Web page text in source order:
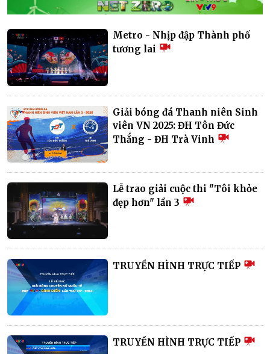
Metro - Nhịp đập Thành phố
tương lai
Giải bóng đá Thanh niên Sinh
viên VN 2025: ĐH Tôn Đức
Thắng - ĐH Trà Vinh
Lễ trao giải cuộc thi "Tôi khỏe
đẹp hơn" lần 3
TRUYỀN HÌNH TRỰC TIẾP
TRUYỀN HÌNH TRỰC TIẾP